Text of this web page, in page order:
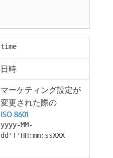
time
日時
マーケティング設定が
変更された際の
ISO 8601
yyyy-MM-
dd'T'HH:mm:ssXXX